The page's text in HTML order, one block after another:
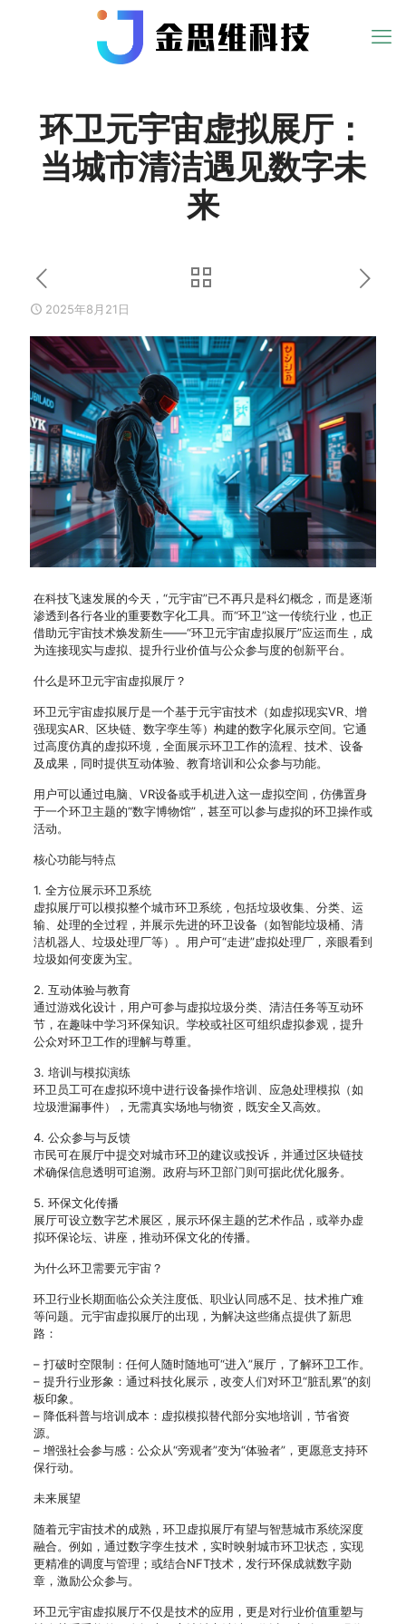
环卫元宇宙虚拟展厅：
当城市清洁遇见数字未
来
2025年8月21日
在科技飞速发展的今天，“元宇宙”已不再只是科幻概念，而是逐渐
渗透到各行各业的重要数字化工具。而“环卫”这一传统行业，也正
借助元宇宙技术焕发新生——“环卫元宇宙虚拟展厅”应运而生，成
为连接现实与虚拟、提升行业价值与公众参与度的创新平台。
什么是环卫元宇宙虚拟展厅？
环卫元宇宙虚拟展厅是一个基于元宇宙技术（如虚拟现实VR、增
强现实AR、区块链、数字孪生等）构建的数字化展示空间。它通
过高度仿真的虚拟环境，全面展示环卫工作的流程、技术、设备
及成果，同时提供互动体验、教育培训和公众参与功能。
用户可以通过电脑、VR设备或手机进入这一虚拟空间，仿佛置身
于一个环卫主题的“数字博物馆”，甚至可以参与虚拟的环卫操作或
活动。
核心功能与特点
1. 全方位展示环卫系统
虚拟展厅可以模拟整个城市环卫系统，包括垃圾收集、分类、运
输、处理的全过程，并展示先进的环卫设备（如智能垃圾桶、清
洁机器人、垃圾处理厂等）。用户可“走进”虚拟处理厂，亲眼看到
垃圾如何变废为宝。
2. 互动体验与教育
通过游戏化设计，用户可参与虚拟垃圾分类、清洁任务等互动环
节，在趣味中学习环保知识。学校或社区可组织虚拟参观，提升
公众对环卫工作的理解与尊重。
3. 培训与模拟演练
环卫员工可在虚拟环境中进行设备操作培训、应急处理模拟（如
垃圾泄漏事件），无需真实场地与物资，既安全又高效。
4. 公众参与与反馈
市民可在展厅中提交对城市环卫的建议或投诉，并通过区块链技
术确保信息透明可追溯。政府与环卫部门则可据此优化服务。
5. 环保文化传播
展厅可设立数字艺术展区，展示环保主题的艺术作品，或举办虚
拟环保论坛、讲座，推动环保文化的传播。
为什么环卫需要元宇宙？
环卫行业长期面临公众关注度低、职业认同感不足、技术推广难
等问题。元宇宙虚拟展厅的出现，为解决这些痛点提供了新思
路：
– 打破时空限制：任何人随时随地可“进入”展厅，了解环卫工作。
– 提升行业形象：通过科技化展示，改变人们对环卫“脏乱累”的刻
板印象。
– 降低科普与培训成本：虚拟模拟替代部分实地培训，节省资
源。
– 增强社会参与感：公众从“旁观者”变为“体验者”，更愿意支持环
保行动。
未来展望
随着元宇宙技术的成熟，环卫虚拟展厅有望与智慧城市系统深度
融合。例如，通过数字孪生技术，实时映射城市环卫状态，实现
更精准的调度与管理；或结合NFT技术，发行环保成就数字勋
章，激励公众参与。
环卫元宇宙虚拟展厅不仅是技术的应用，更是对行业价值重塑与